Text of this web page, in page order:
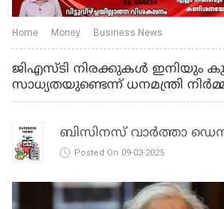
Home Money Business News
ജിഎസ്ടി നിരക്കുകൾ ഇനിയും
സാധ്യതയുണ്ടെന്ന് ധനമന്ത്രി
ബിസിനസ് വാർത്താ
Posted On 09-03-2025